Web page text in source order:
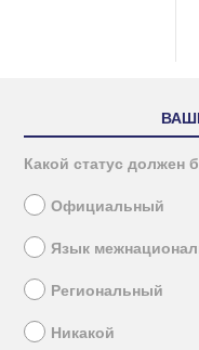
Какой статус должен
Официальный
Язык
Региональный
Никакой